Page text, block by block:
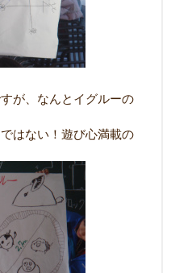
が、なんとイグルーの
はない！遊び心満載の